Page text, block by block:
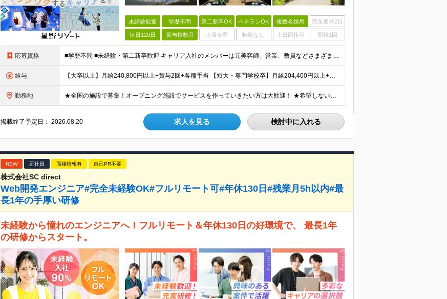
未経験歓迎 学歴不問 第二新卒OK ベテランOK 複数名採用 完全週休2日
休日120日 賞与複数月 上場企業 転勤なし 土日面接可 面接1回
応募資格 ■学歴不問 ■未経験・第二新卒歓迎 キャリア入社のメンバーは元美容師、営業、教員などさまざま！ これまでの経験やあなたらしい視点を活かして よりよいサービスを生み出していきましょう！
給与 【大卒以上】月給240,800円以上+賞与2回+各種手当 【短大・専門学校卒】月給204,400円以上+賞与2回+各種手当 【上記以外】月給187,000円以上+賞与2回+各種手当 ※経験、資格、能
勤務地 ★全国の施設で募集！オープニング施設でサービスを作っていきたい方は大歓迎！ ★希望しない転勤は原則なし 【積極採用エリア】 ■界 蔵王（26年10月開業予定） ※開業前に入社された場合、全国の星野リ
掲載終了予定日：2026.08.20 求人を見る 検討中に入れる
NEW 正社員 面接情報有 自己PR不要
株式会社SC direct
Web開発エンジニア#完全未経験OK#フルリモート可#年休130日#残業月5h以内#最
長1年の手厚い研修
未経験から憧れのエンジニアへ！フルリモート＆年休130日の好環境で、 最長1年
の研修からスタート。